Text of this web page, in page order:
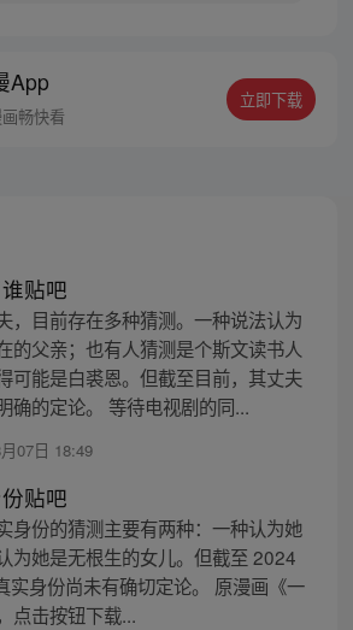
他遇到的一个路人，因为受他随口点
为仙道圣人，引领一个时代…… 改编
App
畅快看
立即下载
贴吧
，目前存在多种猜测。一种说法认为
的父亲；也有人猜测是个斯文读书人
可能是白裘恩。但截至目前，其丈夫
确的定论。 等待电视剧的同...
07日 18:49
贴吧
身份的猜测主要有两种：一种认为她
为她是无根生的女儿。但截至 2024
实身份尚未有确切定论。 原漫画《一
点击按钮下载...